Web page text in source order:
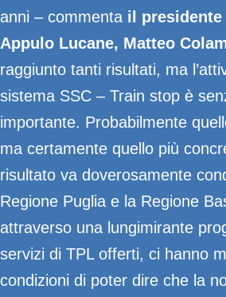
anni – commenta il
Appulo Lucane, Matteo
raggiunto tanti risultati, ma
sistema SSC – Train stop è
importante. Probabilmente
ma certamente quello più
risultato va doverosamente
Regione Puglia e la Regione
attraverso una lungimirante
servizi di TPL offerti, ci hanno
condizioni di poter dire che la